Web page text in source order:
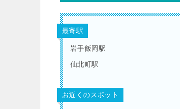
最寄駅
岩手飯岡駅
仙北町駅
お近くのスポット